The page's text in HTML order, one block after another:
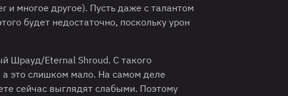
многое другое). Пусть даже с талантом
будет недостаточно, поскольку урон
Шрауд/Eternal Shroud. С такого
это слишком мало. На самом деле
сейчас выглядят слабыми. Поэтому